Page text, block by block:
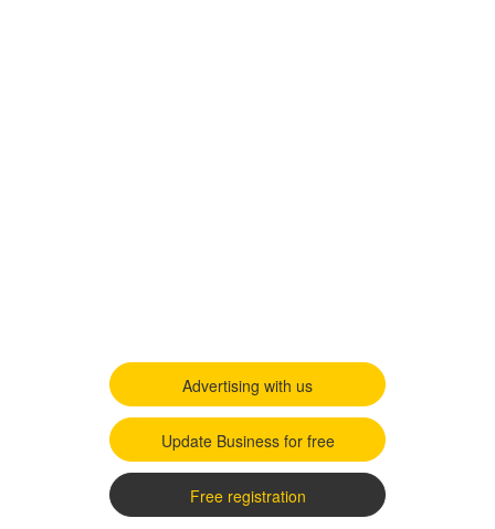
Advertising with us
Update Business for free
Free registration